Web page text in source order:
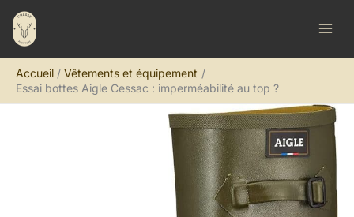
Aller
contenu
Accueil
Vêtements et équipement
Essai bottes Aigle Cessac : imperméabilité au top ?
R
e
h